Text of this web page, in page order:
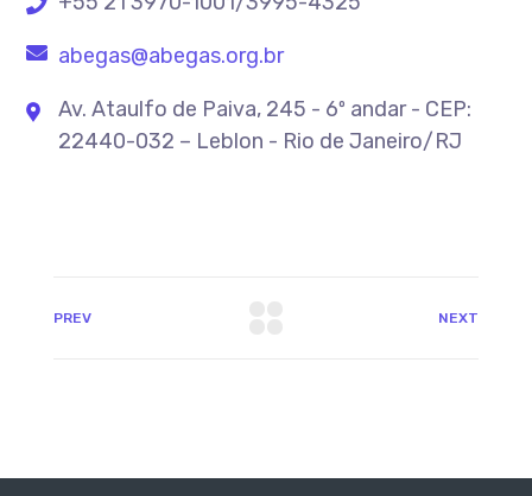
abegas@abegas.org.br
Av. Ataulfo de Paiva, 245 - 6º andar - CEP:
22440-032 – Leblon - Rio de Janeiro/RJ
PREV NEXT